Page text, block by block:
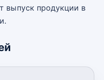
выпуск продукции в